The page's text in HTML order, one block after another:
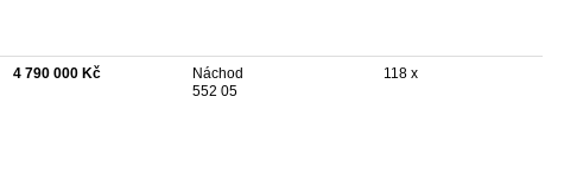
4 790 000 Kč
Náchod
552 05
118 x